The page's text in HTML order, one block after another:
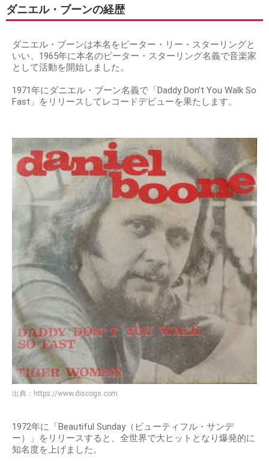
ダニエル・ブーンの経歴
ダニエル・ブーンは本名をピーター・リー・スターリングと
いい、1965年に本名のピーター・スターリング名義で音楽家
として活動を開始しました。
1971年にダニエル・ブーン名義で「Daddy Don’t You Walk So
Fast」をリリースしてレコードデビューを果たします。
出典： https://www.discogs.com
1972年に「Beautiful Sunday（ビューティフル・サンデ
ー）」をリリースすると、全世界で大ヒットとなり爆発的に
知名度を上げました。